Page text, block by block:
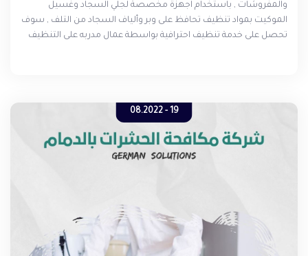
والمفروشات , باستخدام اجهزة مخصصة لجلي السجاد وغسيل
الموكيت بمواد تنظيف تحافظ على وبر وألياف السجاد من التلف , سوف
تحصل على خدمة تنظيف احترافية بواسطة عمال مدربه على التنظيف
19 - 08.2022